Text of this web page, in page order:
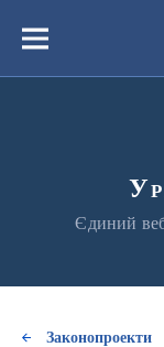
вмістуМеню
Єдиний
Законопроекти